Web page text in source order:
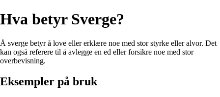
Hva betyr Sverge?
Å sverge betyr å love eller erklære noe med stor styrke eller alvor. Det
kan også referere til å avlegge en ed eller forsikre noe med stor
overbevisning.
Eksempler på bruk